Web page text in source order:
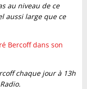
au niveau de ce
aussi large que ce
Bercoff dans son
chaque jour à 13h